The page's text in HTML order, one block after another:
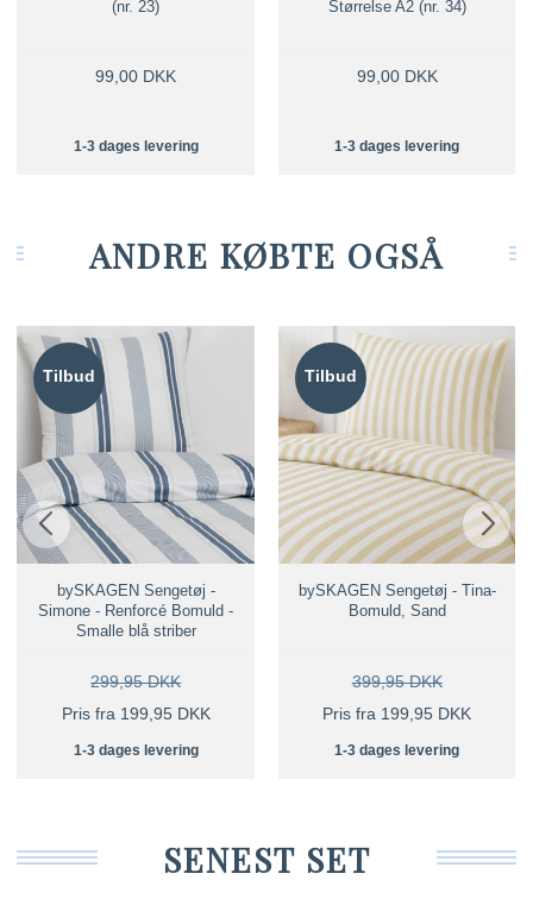
(nr. 23)
99,00 DKK
1-3 dages levering
Størrelse A2 (nr. 34)
99,00 DKK
1-3 dages levering
ANDRE KØBTE OGSÅ
Tilbud
bySKAGEN Sengetøj -
Simone - Renforcé Bomuld -
Smalle blå striber
299,95 DKK
Pris fra 199,95 DKK
1-3 dages levering
Tilbud
bySKAGEN Sengetøj - Tina-
Bomuld, Sand
399,95 DKK
Pris fra 199,95 DKK
1-3 dages levering
SENEST SET